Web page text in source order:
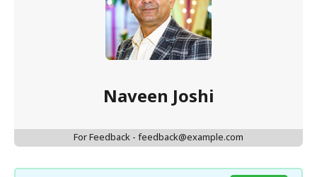
Naveen Joshi
For Feedback - feedback@example.com